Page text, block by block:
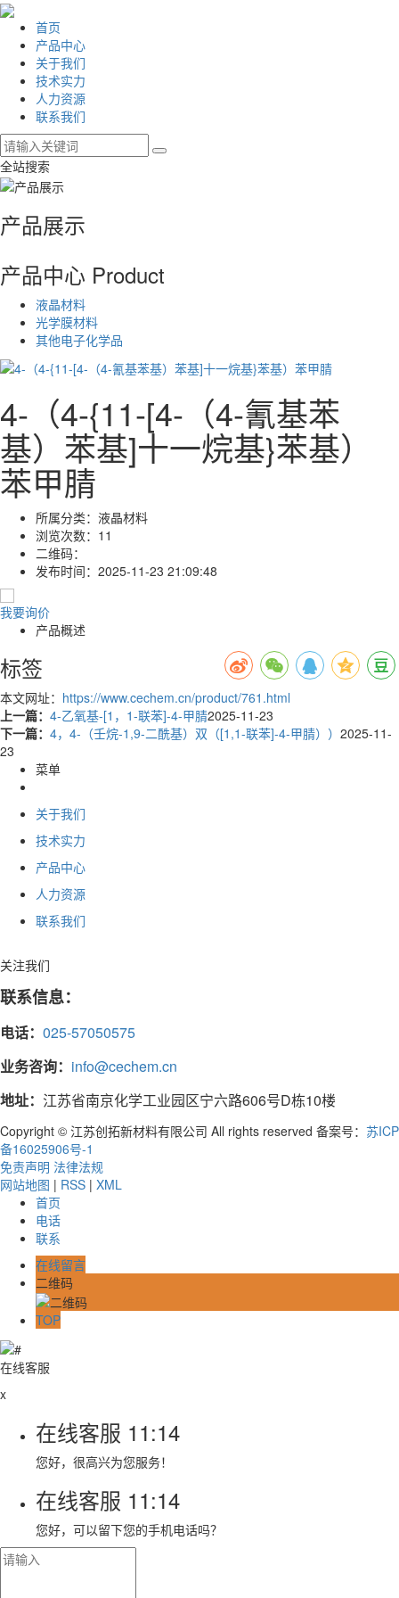
首页
产品中心
关于我们
技术实力
人力资源
联系我们
全站搜索
产品展示
产品中心 Product
液晶材料
光学膜材料
其他电子化学品
4-（4-{11-[4-（4-氰基苯
基）苯基]十一烷基}苯基）
苯甲腈
所属分类： 液晶材料
浏览次数： 11
二维码：
发布时间： 2025-11-23 21:09:48
我要询价
产品概述
标签
本文网址： https://www.cechem.cn/product/761.html
上一篇： 4-乙氧基-[1，1-联苯]-4-甲腈2025-11-23
下一篇： 4，4-（壬烷-1,9-二酰基）双（[1,1-联苯]-4-甲腈）） 2025-11-
23
菜单
关于我们
技术实力
产品中心
人力资源
联系我们
关注我们
联系信息：
电话： 025-57050575
业务咨询： info@cechem.cn
地址： 江苏省南京化学工业园区宁六路606号D栋10楼
Copyright © 江苏创拓新材料有限公司 All rights reserved 备案号： 苏ICP
备16025906号-1
免责声明 法律法规
网站地图 | RSS | XML
首页
电话
联系
在线留言
二维码
TOP
在线客服
x
在线客服 11:14
您好，很高兴为您服务！
在线客服 11:14
您好，可以留下您的手机电话吗？